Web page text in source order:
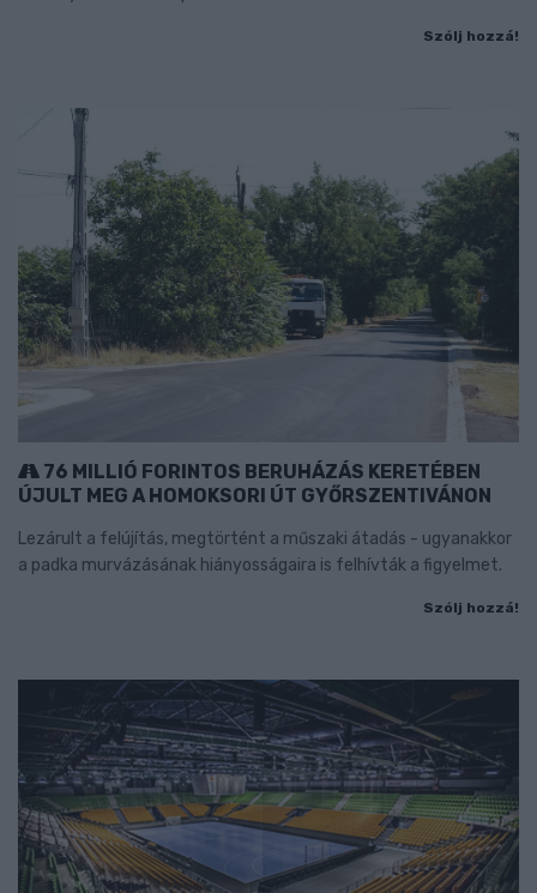
Szólj hozzá!
76 MILLIÓ FORINTOS BERUHÁZÁS KERETÉBEN
ÚJULT MEG A HOMOKSORI ÚT GYŐRSZENTIVÁNON
Lezárult a felújítás, megtörtént a műszaki átadás - ugyanakkor
a padka murvázásának hiányosságaira is felhívták a figyelmet.
Szólj hozzá!